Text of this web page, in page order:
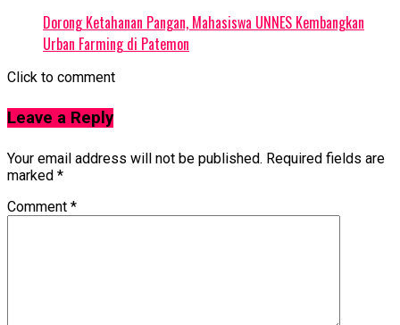
Dorong Ketahanan Pangan, Mahasiswa UNNES Kembangkan
Urban Farming di Patemon
Click to comment
Leave a Reply
Your email address will not be published. Required fields are
marked *
Comment *